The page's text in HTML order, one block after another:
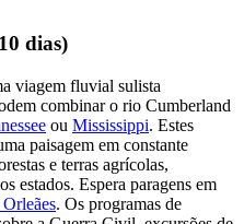
dias)
viagem fluvial sulista
combinar o rio Cumberland
ou Mississippi. Estes
paisagem em constante
e terras agrícolas,
estados. Espera paragens em
. Os programas de